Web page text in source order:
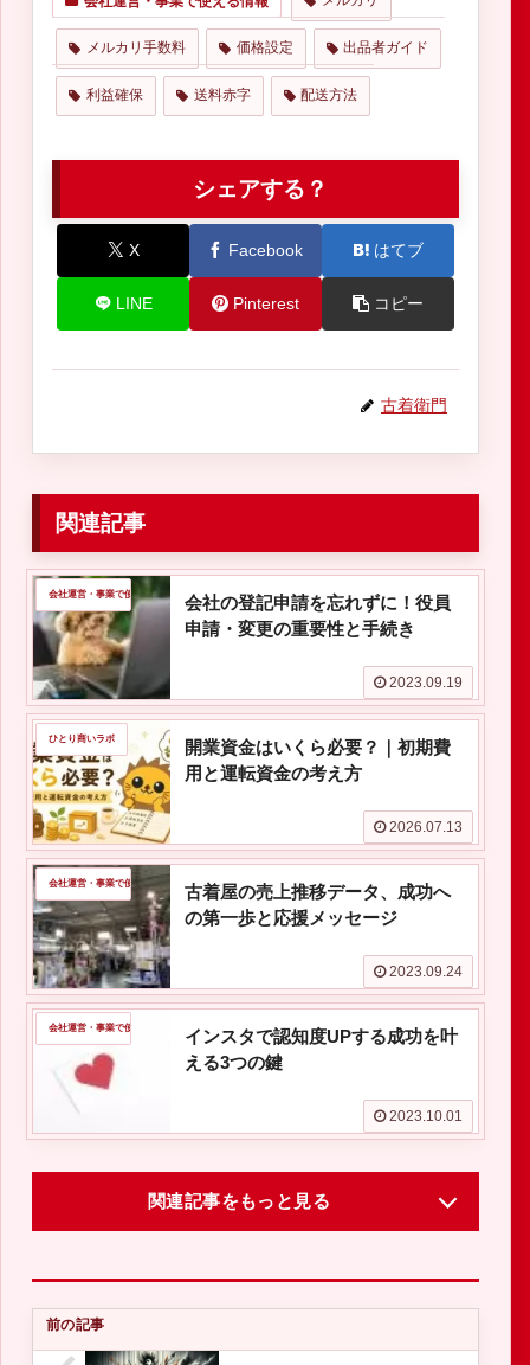
メルカリ手数料 価格設定 出品者ガイド
利益確保 送料赤字 配送方法
シェアする？
X Facebook はてブ
LINE Pinterest コピー
古着衛門
関連記事
会社運営・事業で使える情報
会社の登記申請を忘れずに！役員
申請・変更の重要性と手続き
2023.09.19
ひとり商いラボ
開業資金はいくら必要？｜初期費
用と運転資金の考え方
2026.07.13
会社運営・事業で使える情報
古着屋の売上推移データ、成功へ
の第一歩と応援メッセージ
2023.09.24
会社運営・事業で使える情報
インスタで認知度UPする成功を叶
える3つの鍵
2023.10.01
関連記事をもっと見る